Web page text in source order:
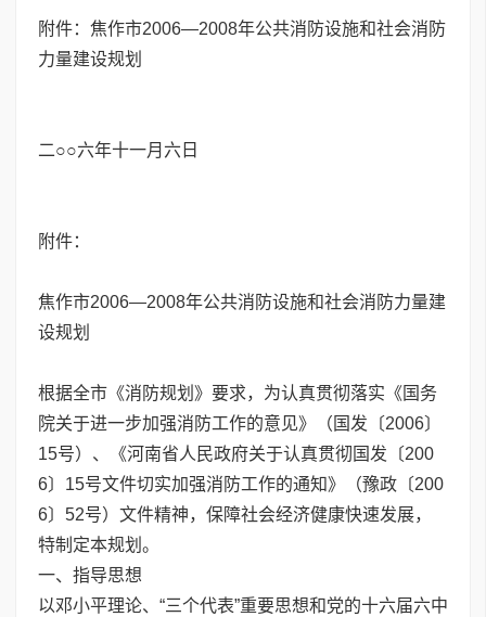
附件：焦作市2006—2008年公共消防设施和社会消防
力量建设规划
二○○六年十一月六日
附件：
焦作市2006—2008年公共消防设施和社会消防力量建
设规划
根据全市《消防规划》要求，为认真贯彻落实《国务
院关于进一步加强消防工作的意见》（国发〔2006〕
15号）、《河南省人民政府关于认真贯彻国发〔200
6〕15号文件切实加强消防工作的通知》（豫政〔200
6〕52号）文件精神，保障社会经济健康快速发展，
特制定本规划。
一、指导思想
以邓小平理论、“三个代表”重要思想和党的十六届六中